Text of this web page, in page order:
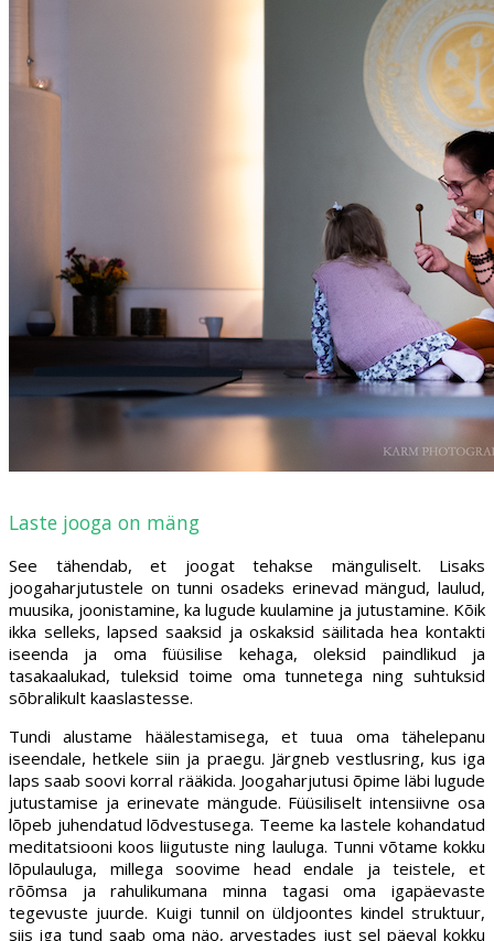
Laste jooga on mäng
See tähendab, et joogat tehakse mänguliselt. Lisaks
joogaharjutustele on tunni osadeks erinevad mängud, laulud,
muusika, joonistamine, ka lugude kuulamine ja jutustamine. Kõik
ikka selleks, lapsed saaksid ja oskaksid säilitada hea kontakti
iseenda ja oma füüsilise kehaga, oleksid paindlikud ja
tasakaalukad, tuleksid toime oma tunnetega ning suhtuksid
sõbralikult kaaslastesse.
Tundi alustame häälestamisega, et tuua oma tähelepanu
iseendale, hetkele siin ja praegu. Järgneb vestlusring, kus iga
laps saab soovi korral rääkida. Joogaharjutusi õpime läbi lugude
jutustamise ja erinevate mängude. Füüsiliselt intensiivne osa
lõpeb juhendatud lõdvestusega. Teeme ka lastele kohandatud
meditatsiooni koos liigutuste ning lauluga. Tunni võtame kokku
lõpulauluga, millega soovime head endale ja teistele, et
rõõmsa ja rahulikumana minna tagasi oma igapäevaste
tegevuste juurde. Kuigi tunnil on üldjoontes kindel struktuur,
siis iga tund saab oma näo, arvestades just sel päeval kokku